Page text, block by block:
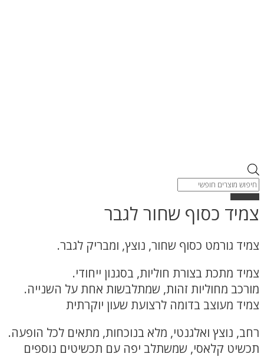
Products
search
צמיד כסוף שחור לגבר
צמיד גורמט כסוף שחור, נוצץ, ומבריק לגבר.
צמיד מתכת בצורת חוליות, בסגנון ייחודי.
מורכב מחוליות זהות, שמתלבשות אחת על השנייה.
צמיד מעוצב בדומה לרצועת שעון יוקרתית
רחב, נוצץ ואלגנטי, מלא בנוכחות, מתאים לכל הופעה.
תכשיט קלאסי, שמשתלב יפה עם תכשיטים נוספים